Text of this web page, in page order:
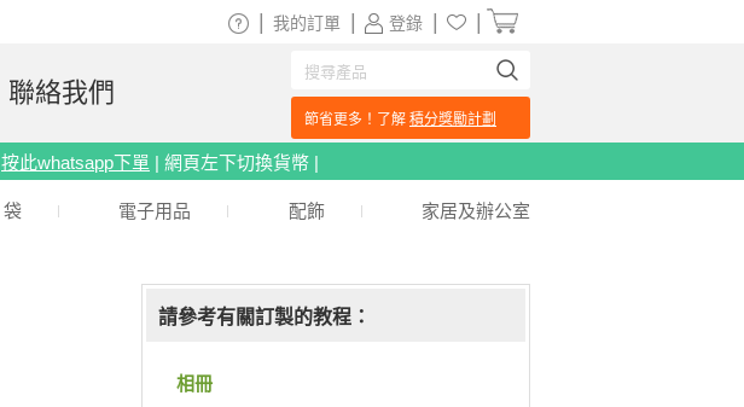
請參考有關訂製的教程：
相冊
登錄
我的訂單
聯絡我們
節省更多！了解 積分獎勵計劃
按此whatsapp下單 | 網頁左下切換貨幣 |
袋 電子用品 配飾 家居及辦公室